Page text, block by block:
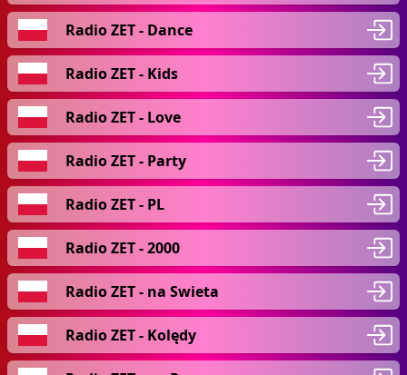
Radio ZET - Dance
Radio ZET - Kids
Radio ZET - Love
Radio ZET - Party
Radio ZET - PL
Radio ZET - 2000
Radio ZET - na Swieta
Radio ZET - Kolędy